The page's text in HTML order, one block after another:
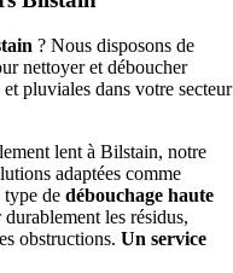
? Nous disposons de
nettoyer et déboucher
pluviales dans votre secteur
lent à Bilstain, notre
adaptées comme
type de débouchage haute
les résidus,
obstructions. Un service